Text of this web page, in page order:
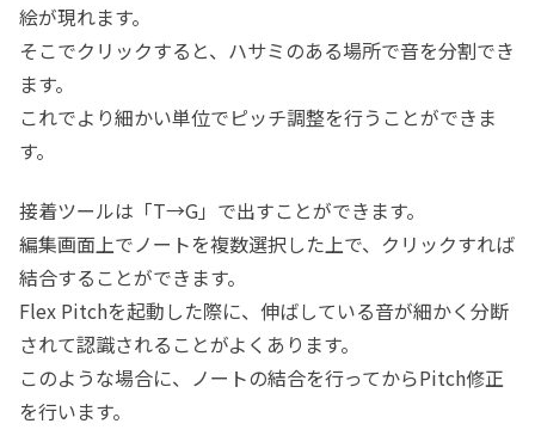
絵が現れます。
そこでクリックすると、ハサミのある場所で音を分割でき
ます。
これでより細かい単位でピッチ調整を行うことができま
す。
接着ツールは「T→G」で出すことができます。
編集画面上でノートを複数選択した上で、クリックすれば
結合することができます。
Flex Pitchを起動した際に、伸ばしている音が細かく分断
されて認識されることがよくあります。
このような場合に、ノートの結合を行ってからPitch修正
を行います。